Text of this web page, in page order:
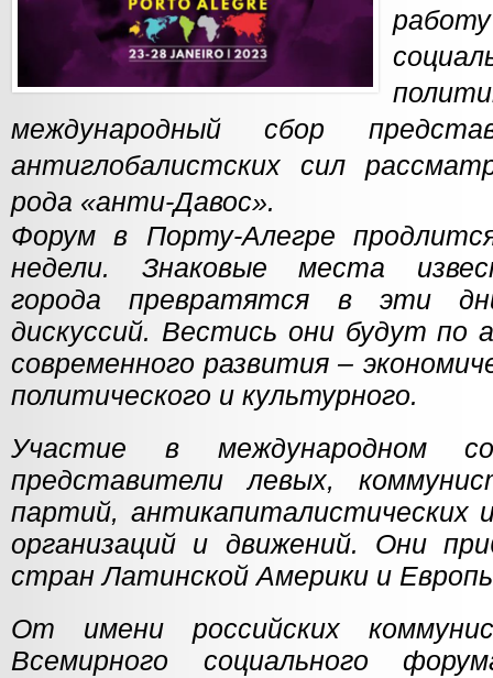
международный сбор
антиглобалистских сил
рода «анти-Давос».
Форум в Порту-Алегре
недели. Знаковые места
города превратятся в эти
дискуссий. Вестись они будут по
современного развития –
политического и культурного.
Участие в международном
представители левых,
партий, антикапиталистических
организаций и движений. Они
стран Латинской Америки и
От имени российских
Всемирного социального